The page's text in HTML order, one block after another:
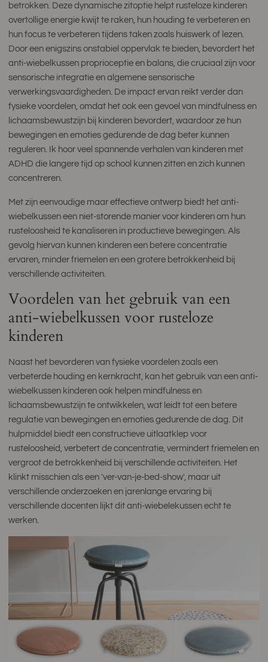
betrokken. Deze dynamische zitoptie helpt rusteloze kinderen
overtollige energie kwijt te raken, hun houding te verbeteren en
hun focus te verbeteren tijdens taken zoals huiswerk of lezen.
Door een enigszins onstabiel oppervlak te bieden, bevordert het
anti-wiebelkussen proprioceptie en balans, die cruciaal zijn voor
sensorische integratie en algemene sensorische
verwerkingsvaardigheden. De impact ervan reikt verder dan
fysieke voordelen, omdat het ook een gevoel van mindfulness en
lichaamsbewustzijn bij kinderen bevordert, waardoor ze hun
bewegingen en emoties gedurende de dag beter kunnen
reguleren. Ik hoor veel spannende verhalen van kinderen met
ADHD die langere tijd op school kunnen zitten en zich kunnen
concentreren.
Met zijn eenvoudige maar effectieve ontwerp biedt het anti-
wiebelkussen een niet-storende manier voor kinderen om hun
rusteloosheid te kanaliseren in productieve bewegingen. Als
gevolg hiervan kunnen kinderen een betere concentratie
ervaren, minder friemelen en een grotere betrokkenheid bij
verschillende activiteiten.
Voordelen van het gebruik van een
anti-wiebelkussen voor rusteloze
kinderen
Naast het bevorderen van fysieke voordelen zoals een
verbeterde houding en kernkracht, kan het gebruik van een anti-
wiebelkussen kinderen ook helpen mindfulness en
lichaamsbewustzijn te ontwikkelen, wat leidt tot een betere
regulatie van bewegingen en emoties gedurende de dag. Dit
hulpmiddel biedt een constructieve uitlaatklep voor
rusteloosheid, verbetert de concentratie, vermindert friemelen en
vergroot de betrokkenheid bij verschillende activiteiten. Het
klinkt misschien als een 'ver-van-je-bed-show', maar uit
verschillende onderzoeken en jarenlange ervaring bij
verschillende docenten lijkt dit anti-wiebelekussen echt te
werken.